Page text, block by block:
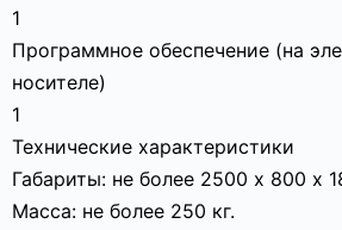
1
Программное обеспечение (на
носителе)
1
Технические характеристики
Габариты: не более 2500 х 800 х
Масса: не более 250 кг.